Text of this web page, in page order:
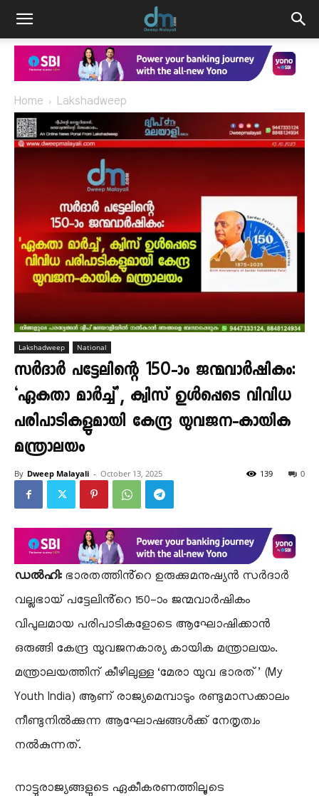
Home Lakshadweep
Lakshadweep National
സർദാർ പട്ടേലിന്റെ 150-ാം ജന്മവാർഷികം:
‘ഏകതാ മാർച്ച്’, ക്വിസ് ഉൾപ്പെടെ വിവിധ
പരിപാടികളുമായി കേന്ദ്ര യുവജന-കായിക
മന്ത്രാലയം
By Dweep Malayali - October 13, 2025 0
139
ഡൽഹി:ഭാരതത്തിൻ്റെ ഉരുക്കുമനുഷ്യൻ സർദാർ
വല്ലഭായ് പട്ടേലിൻ്റെ 150-ാം ജന്മവാർഷികം
വിപുലമായ പരിപാടികളോടെ ആഘോഷിക്കാൻ
ഒരുങ്ങി കേന്ദ്ര യുവജനകാര്യ കായിക മന്ത്രാലയം.
മന്ത്രാലയത്തിന് കീഴിലുള്ള ‘മേരാ യുവ ഭാരത്’ (My
Youth India) ആണ് രാജ്യമെമ്പാടും രണ്ടുമാസക്കാലം
നീണ്ടുനിൽക്കുന്ന ആഘോഷങ്ങൾക്ക് നേതൃത്വം
നൽകുന്നത്.
നാട്ടുരാജ്യങ്ങളുടെ ഏകീകരണത്തിലൂടെ